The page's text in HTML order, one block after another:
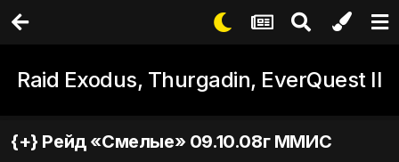
Raid Exodus, Thurgadin, EverQuest II
{+} Рейд «Смелые» 09.10.08г ММИС